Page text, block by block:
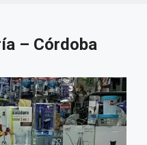
– Córdoba